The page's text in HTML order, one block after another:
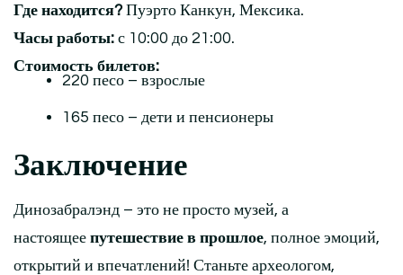
Где находится? Пуэрто Канкун, Мексика.
Часы работы: с 10:00 до 21:00.
Стоимость билетов:
220 песо – взрослые
165 песо – дети и пенсионеры
Заключение
Динозабралэнд – это не просто музей, а
настоящее путешествие в прошлое, полное эмоций,
открытий и впечатлений! Станьте археологом,